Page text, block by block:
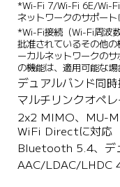
*Wi-Fi 7/Wi-Fi 6E/Wi-Fi
ネットワークのサポート
*Wi-Fi接続（Wi-Fi周波
批准されているその他
ーカルネットワークの
の機能は、適用可能な場
デュアルバンド同時
マルチリンクオペ
2x2 MIMO、MU-
WiFi Directに対応
Bluetooth 5.4、デ
AAC/LDAC/LHDC